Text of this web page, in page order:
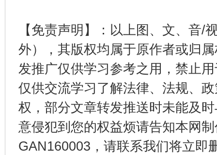
【免责声明】：以上图、文、音/
外），其版权均属于原作者或归
发推广仅供学习参考之用，禁止
仅供交流学习了解法律、法规、
权，部分文章转发推送时未能及
意侵犯到您的权益烦请告知本网
GAN160003，请联系我们将立即
东山县通报“牛蛙产品抗生素超标问题” 法